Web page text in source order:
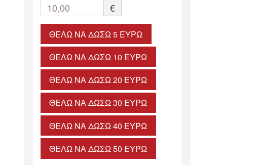
10,00 €
ΘΈΛΩ ΝΑ ΔΏΣΩ 5 ΕΥΡΏ
ΘΈΛΩ ΝΑ ΔΏΣΩ 10 ΕΥΡΏ
ΘΈΛΩ ΝΑ ΔΏΣΩ 20 ΕΥΡΏ
ΘΈΛΩ ΝΑ ΔΏΣΩ 30 ΕΥΡΏ
ΘΈΛΩ ΝΑ ΔΏΣΩ 40 ΕΥΡΏ
ΘΈΛΩ ΝΑ ΔΏΣΩ 50 ΕΥΡΏ